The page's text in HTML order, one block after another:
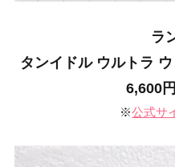
ラ
タンイドル ウルトラ
6,600
※公式サ